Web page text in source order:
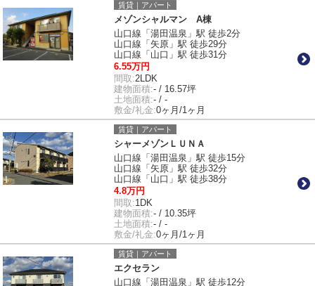
賃貸｜アパート
メゾンシャルマン A棟
山口線「湯田温泉」駅 徒歩2分
山口線「矢原」駅 徒歩29分
山口線「山口」駅 徒歩31分
6.55万円
間取:2LDK
建物面積:- / 16.57坪
土地面積:- / -
敷金/礼金:0ヶ月/1ヶ月
賃貸｜アパート
シャーメゾンＬＵＮＡ
山口線「湯田温泉」駅 徒歩15分
山口線「矢原」駅 徒歩32分
山口線「山口」駅 徒歩38分
4.8万円
間取:1DK
建物面積:- / 10.35坪
土地面積:- / -
敷金/礼金:0ヶ月/1ヶ月
賃貸｜アパート
エクセラン
山口線「湯田温泉」駅 徒歩12分